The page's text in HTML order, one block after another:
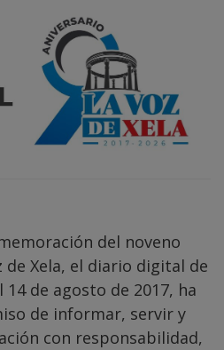
del noveno
de Xela, el diario digital de
de agosto de 2017, ha
de informar, servir y
con responsabilidad,